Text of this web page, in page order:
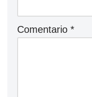
Comentario *